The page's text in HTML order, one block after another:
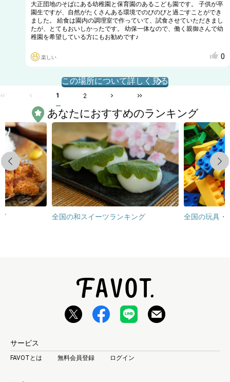
大正団地のそばにある幼稚園と保育園のあるこども園です。 子供が卒
園生ですが、自然がたくさんある環境でのびのびと過ごすことができ
ました。 給食は園内の調理室で作っていて、試食させていただきまし
たが、とてもおいしかったです。 幼保一体なので、働く親御さんで幼
稚園を希望している方にもお勧めです♪
楽しい 0
この場所について詳しく見る
1 2
あなたにおすすめのランキング
Previous
全国の和スイーツランキング 全国の玩具・
Next
サービス
FAVOTとは 無料会員登録 ログイン